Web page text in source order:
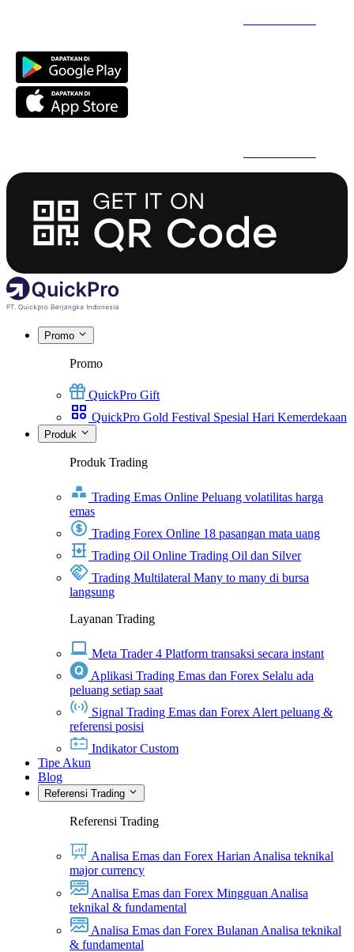
Promo
Promo
QuickPro Gift
QuickPro Gold Festival Spesial Hari Kemerdekaan
Produk
Produk Trading
Trading Emas Online Peluang volatilitas harga
emas
Trading Forex Online 18 pasangan mata uang
Trading Oil Online Trading Oil dan Silver
Trading Multilateral Many to many di bursa
langsung
Layanan Trading
Meta Trader 4 Platform transaksi secara instant
Aplikasi Trading Emas dan Forex Selalu ada
peluang setiap saat
Signal Trading Emas dan Forex Alert peluang &
referensi posisi
Indikator Custom
Tipe Akun
Blog
Referensi Trading
Referensi Trading
Analisa Emas dan Forex Harian Analisa teknikal
major currency
Analisa Emas dan Forex Mingguan Analisa
teknikal & fundamental
Analisa Emas dan Forex Bulanan Analisa teknikal
& fundamental